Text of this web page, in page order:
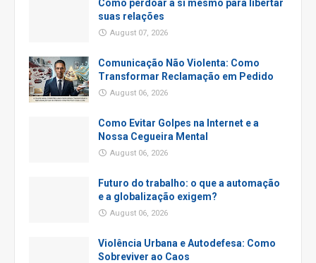
Como perdoar a si mesmo para libertar
suas relações
August 07, 2026
Comunicação Não Violenta: Como
Transformar Reclamação em Pedido
August 06, 2026
Como Evitar Golpes na Internet e a
Nossa Cegueira Mental
August 06, 2026
Futuro do trabalho: o que a automação
e a globalização exigem?
August 06, 2026
Violência Urbana e Autodefesa: Como
Sobreviver ao Caos